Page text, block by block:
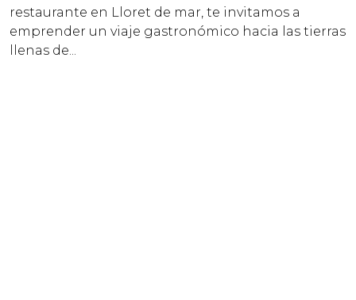
restaurante en Lloret de mar, te invitamos a
emprender un viaje gastronómico hacia las tierras
llenas de...